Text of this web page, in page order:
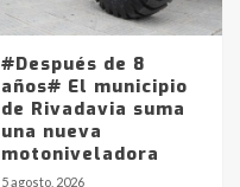
#Después de 8
años# El municipio
de Rivadavia suma
una nueva
motoniveladora
5 agosto, 2026